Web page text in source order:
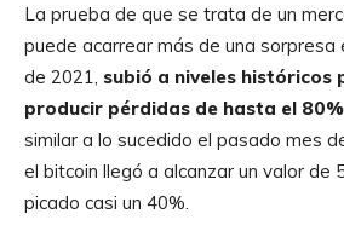
La prueba de que se trata de un
puede acarrear más de una sorpresa
de 2021, subió a niveles históricos
producir pérdidas de hasta el
similar a lo sucedido el pasado mes
el bitcoin llegó a alcanzar un valor de
picado casi un 40%.